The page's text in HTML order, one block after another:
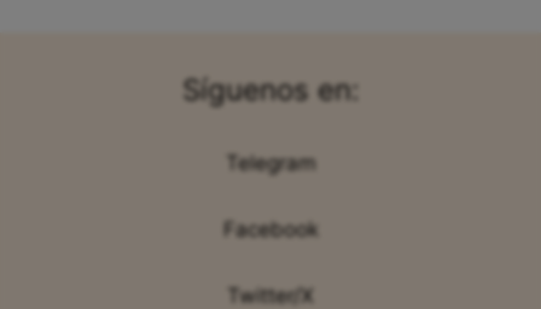
Síguenos en:
Telegram
Facebook
Twitter/X